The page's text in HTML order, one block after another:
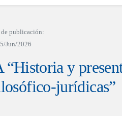
de publicación:
Jun/2026
y
jurídicas”